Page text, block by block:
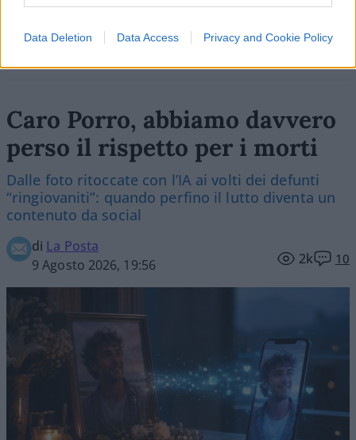
Data Deletion Data Access Privacy and Cookie Policy
Caro Porro, abbiamo davvero
perso il rispetto per i morti
Dalle foto ritoccate con l’IA ai volti dei defunti
“ringiovaniti”: quando perfino il lutto diventa un
contenuto da social
di La Posta
9 Agosto 2026, 19:56
2k 10